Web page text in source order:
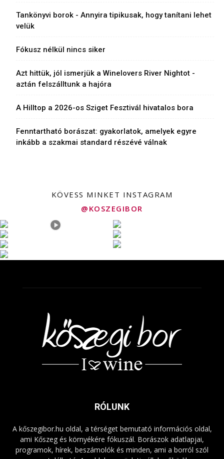
Tankönyvi borok - Annyira tipikusak, hogy tanítani lehet
velük
Fókusz nélkül nincs siker
Azt hittük, jól ismerjük a Winelovers River Nightot -
aztán felszálltunk a hajóra
A Hilltop a 2026-os Sziget Fesztivál hivatalos bora
Fenntartható borászat: gyakorlatok, amelyek egyre
inkább a szakmai standard részévé válnak
KÖVESS MINKET INSTAGRAM
@KOSZEGIBOR
RÓLUNK
A kőszegibor.hu oldal, a térséget bemutató információs oldal,
ami Kőszeg és környékére fókuszál. Borászok adatlapjai,
programok, hírek, beszámolók és minden, ami a borról szól